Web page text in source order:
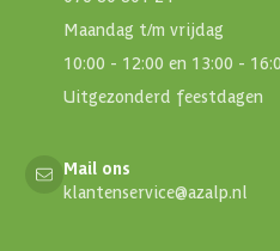
Maandag t/m vrijdag
10:00 - 12:00 en 13:00 -
Uitgezonderd feestdagen
Mail ons
klantenservice@azalp.nl